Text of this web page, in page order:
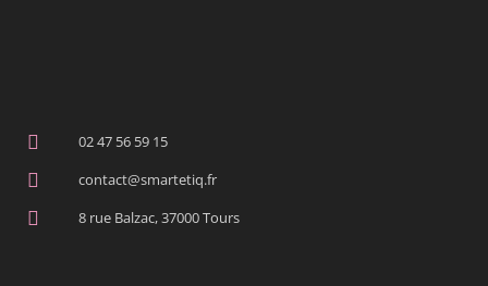
02 47 56 59 15
contact@smartetiq.fr
8 rue Balzac, 37000 Tours